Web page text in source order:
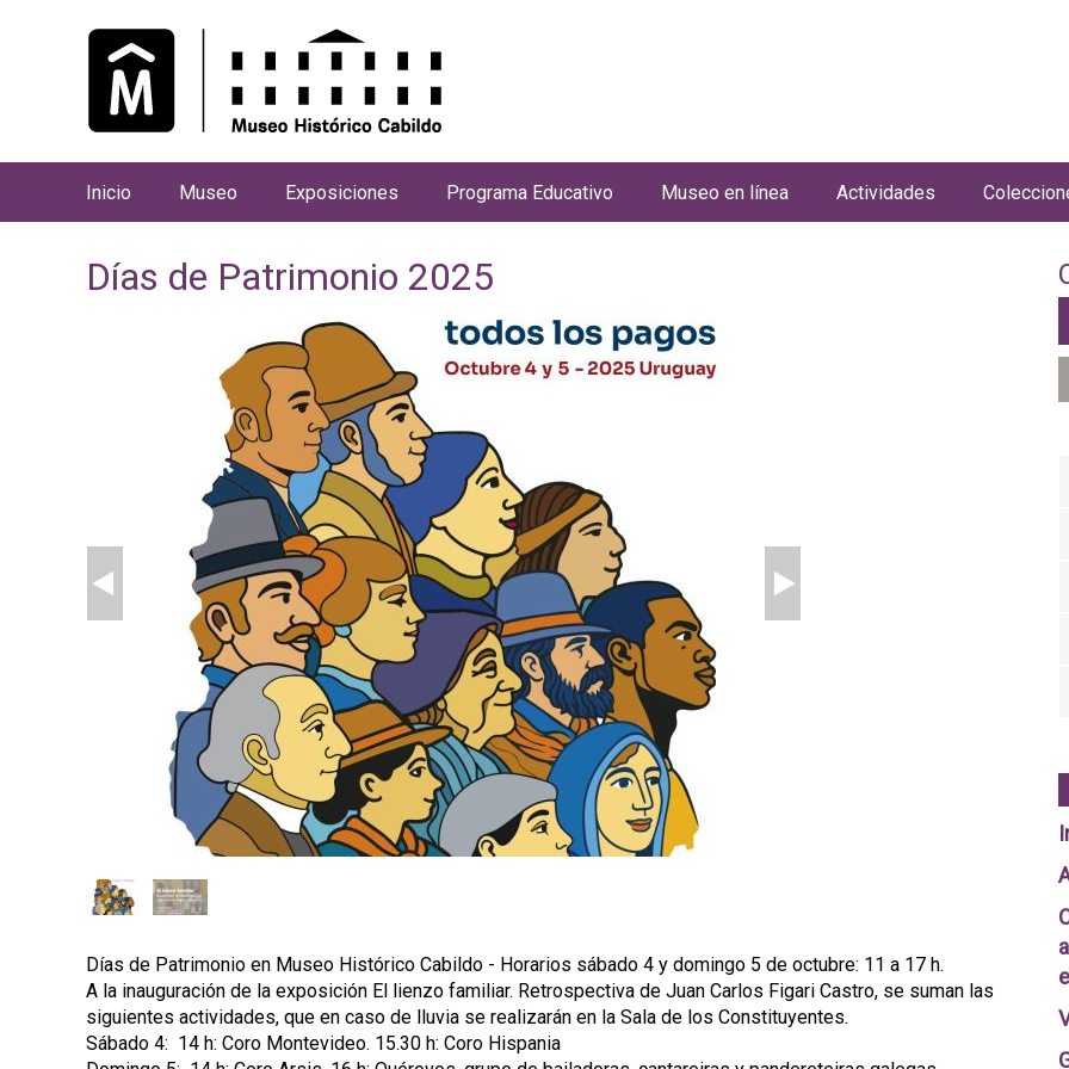
Días de Patrimonio 2025
Días de Patrimonio en Museo Histórico Cabildo - Horarios sábado 4 y domingo 5 de octubre: 11 a 17 h.
A la inauguración de la exposición El lienzo familiar. Retrospectiva de Juan Carlos Figari Castro, se suman las
siguientes actividades, que en caso de lluvia se realizarán en la Sala de los Constituyentes.
Sábado 4: 14 h: Coro Montevideo. 15.30 h: Coro Hispania
n
p
a
l
Inicio Museo Exposiciones Programa Educativo Museo en línea Actividades